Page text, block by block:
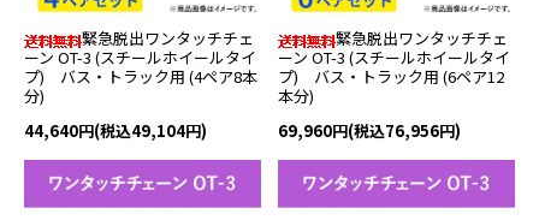
緊急脱出ワンタッチチェ
ーン OT-3 (スチールホイールタイ
プ) バス・トラック用 (4ペア8本
分)
44,640円(税込49,104円)
緊急脱出ワンタッチチェ
ーン OT-3 (スチールホイールタイ
プ) バス・トラック用 (6ペア12
本分)
69,960円(税込76,956円)